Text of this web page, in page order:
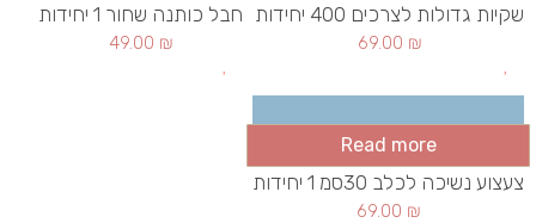
שקיות גדולות לצרכים 400 יחידות
69.00 ₪
חבל כותנה שחור 1 יחידות
49.00 ₪
Read more
צעצוע נשיכה לכלב 30סמ 1 יחידות
69.00 ₪